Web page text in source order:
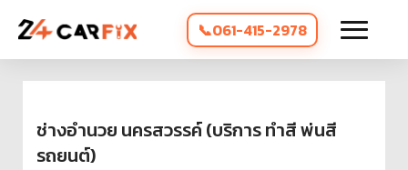
061-415-2978
ช่างอำนวย นครสวรรค์ (บริการ ทำสี พ่นสี
รถยนต์)